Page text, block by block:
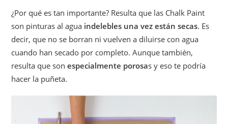
¿Por qué es tan importante? Resulta que las Chalk Paint
son pinturas al agua indelebles una vez están secas. Es
decir, que no se borran ni vuelven a diluirse con agua
cuando han secado por completo. Aunque también,
resulta que sonespecialmente porosas y eso te podría
hacer la puñeta.